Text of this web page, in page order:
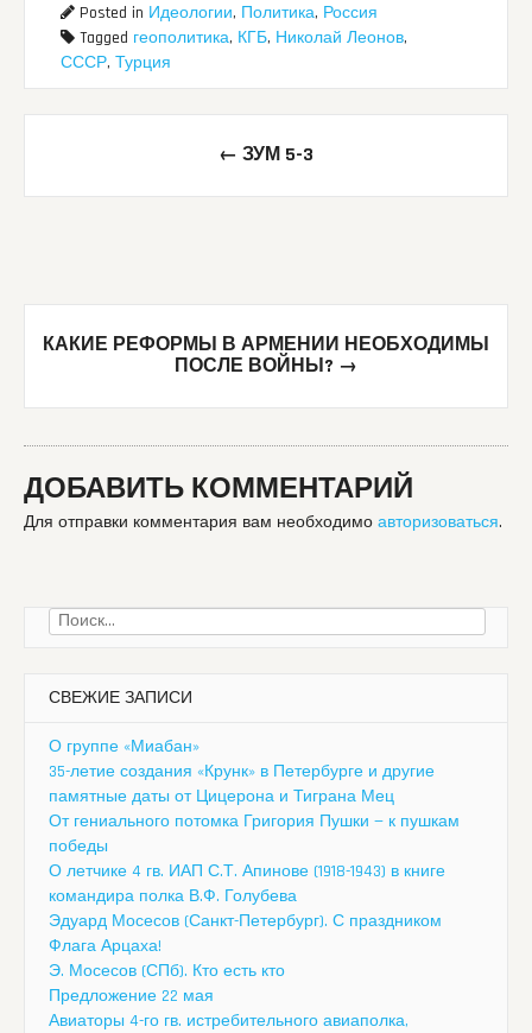
Posted in Идеологии, Политика, Россия
Tagged геополитика, КГБ, Николай Леонов,
СССР, Турция
navigation
← ЗУМ 5-3
КАКИЕ РЕФОРМЫ В АРМЕНИИ НЕОБХОДИМЫ
ПОСЛЕ ВОЙНЫ? →
ДОБАВИТЬ КОММЕНТАРИЙ
Для отправки комментария вам необходимо авторизоваться.
Найти:
СВЕЖИЕ ЗАПИСИ
О группе «Миабан»
35-летие создания «Крунк» в Петербурге и другие
памятные даты от Цицерона и Тиграна Мец
От гениального потомка Григория Пушки — к пушкам
победы
О летчике 4 гв. ИАП С.Т. Апинове (1918-1943) в книге
командира полка В.Ф. Голубева
Эдуард Мосесов (Санкт-Петербург). С праздником
Флага Арцаха!
Э. Мосесов (СПб). Кто есть кто
Предложение 22 мая
Авиаторы 4-го гв. истребительного авиаполка,